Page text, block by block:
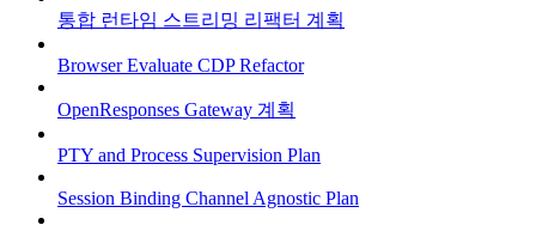
통합 런타임 스트리밍 리팩터 계획
Browser Evaluate CDP Refactor
OpenResponses Gateway 계획
PTY and Process Supervision Plan
Session Binding Channel Agnostic Plan